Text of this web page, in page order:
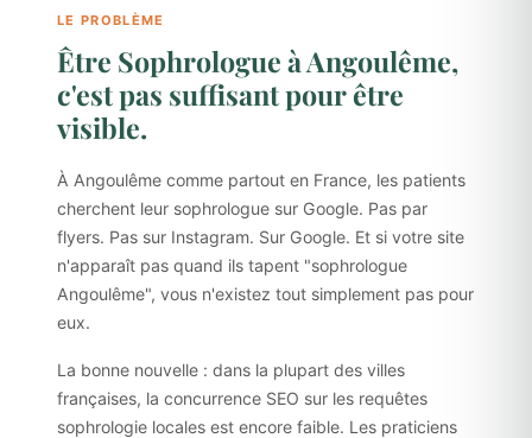
LE PROBLÈME
Être Sophrologue à Angoulême,
c'est pas suffisant pour être
visible.
À Angoulême comme partout en France, les patients
cherchent leur sophrologue sur Google. Pas par
flyers. Pas sur Instagram. Sur Google. Et si votre site
n'apparaît pas quand ils tapent "sophrologue
Angoulême", vous n'existez tout simplement pas pour
eux.
La bonne nouvelle : dans la plupart des villes
françaises, la concurrence SEO sur les requêtes
sophrologie locales est encore faible. Les praticiens